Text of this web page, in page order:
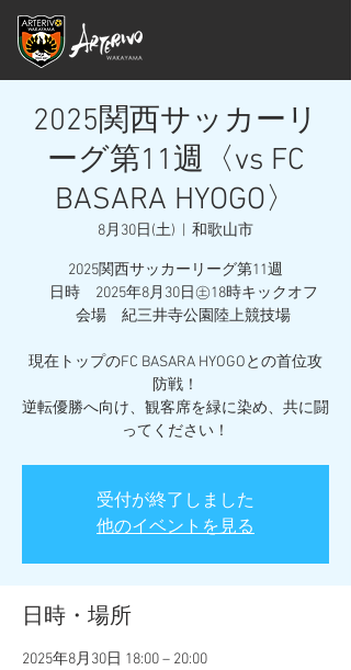
2025関西サッカーリ
ーグ第11週〈vs FC
BASARA HYOGO〉
8月30日(土) 和歌山市
2025関西サッカーリーグ第11週
日時 2025年8月30日㊏18時キックオフ
会場 紀三井寺公園陸上競技場
現在トップのFC BASARA HYOGOとの首位攻
防戦！
逆転優勝へ向け、観客席を緑に染め、共に闘
ってください！
受付が終了しました
他のイベントを見る
日時・場所
2025年8月30日 18:00 – 20:00